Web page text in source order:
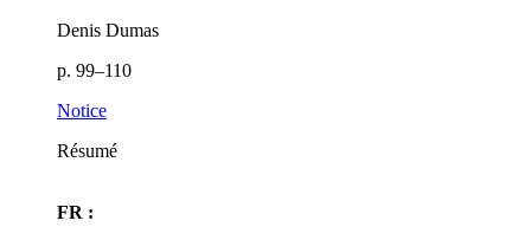
Denis Dumas
p. 99–110
Notice
Résumé
FR :